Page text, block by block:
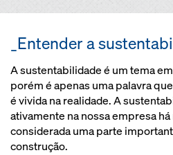
_Entender a
A sustentabilidade é um tema
porém é apenas uma palavra
é vivida na realidade. A
ativamente na nossa empresa
considerada uma parte
construção.